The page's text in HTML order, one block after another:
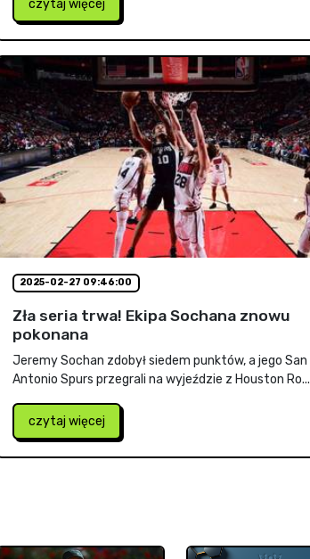
czytaj więcej
2025-02-27 09:46:00
Zła seria trwa! Ekipa Sochana znowu
pokonana
Jeremy Sochan zdobył siedem punktów, a jego San
Antonio Spurs przegrali na wyjeździe z Houston Ro...
czytaj więcej